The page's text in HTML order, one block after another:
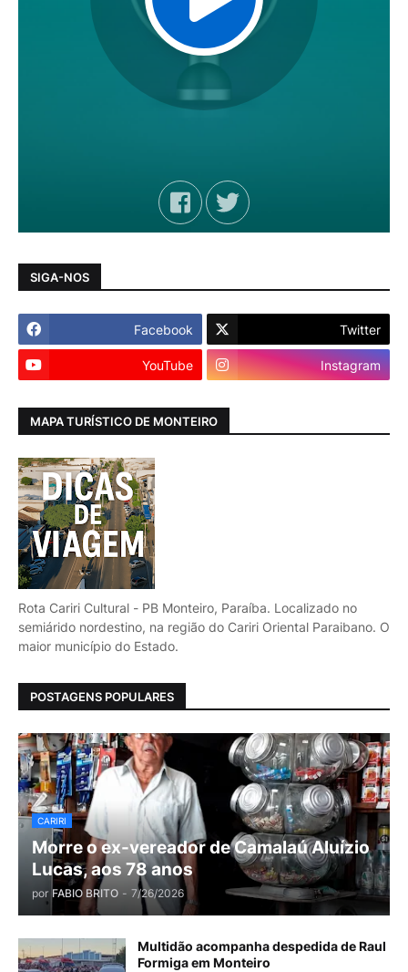
SIGA-NOS
Facebook Twitter
YouTube Instagram
MAPA TURÍSTICO DE MONTEIRO
Rota Cariri Cultural - PB Monteiro, Paraíba. Localizado no
semiárido nordestino, na região do Cariri Oriental Paraibano. O
maior município do Estado.
POSTAGENS POPULARES
CARIRI
Morre o ex-vereador de Camalaú Aluízio
Lucas, aos 78 anos
por FABIO BRITO - 7/26/2026
Multidão acompanha despedida de Raul
Formiga em Monteiro